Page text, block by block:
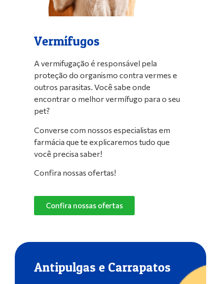
Vermífugos
A vermifugação é responsável pela
proteção do organismo contra vermes e
outros parasitas. Você sabe onde
encontrar o melhor vermífugo para o seu
pet?
Converse com nossos especialistas em
farmácia que te explicaremos tudo que
você precisa saber!
Confira nossas ofertas!
Confira nossas ofertas
Antipulgas e Carrapatos